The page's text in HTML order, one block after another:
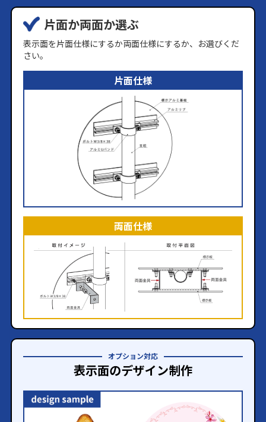
片面か両面か選ぶ
表示面を片面仕様にするか両面仕様にするか、お選びくだ
さい。
片面仕様
両面仕様
オプション対応
表示面のデザイン制作